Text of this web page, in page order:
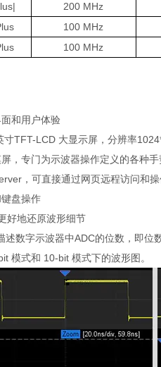
200 MHz
100 MHz
100 MHz
和用户体验
TFT-LCD 大显示屏，分辨率
，专门为示波器操作定义的各种
，可直接通过网页远程访问和操
盘操作
好地还原波形细节
述数字示波器中ADC的位数，即位
模式和 10-bit 模式下的波形图。